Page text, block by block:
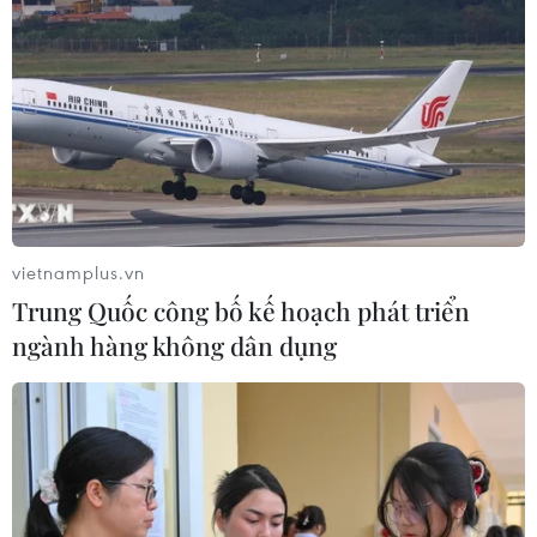
03/08/2026 23:10
Nigeria: Hơn 100 người bị bắt cóc ở
bang Zamfara
03/08/2026 11:32
Châu Phi tận dụng lợi thế quang điện
cho ngành xe điện
03/08/2026 09:46
Động đất mạnh làm rung chuyển
nhiều khu vực tại Ai Cập
03/08/2026 03:11
vietnamplus.vn
Trung Quốc công bố kế hoạch phát triển
ngành hàng không dân dụng